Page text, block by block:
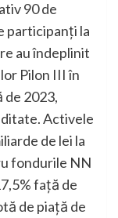
90 de
participanți la
au îndeplinit
Pilon III în
de 2023,
Activele
de lei la
fondurile NN
față de
de piață de